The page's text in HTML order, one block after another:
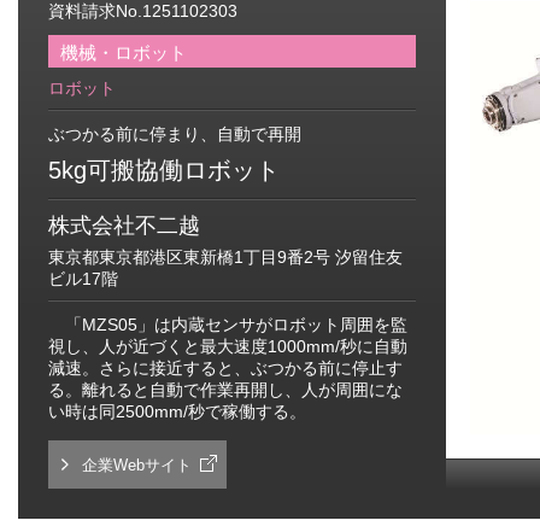
資料請求No.1251102303
機械・ロボット
ロボット
ぶつかる前に停まり、自動で再開
5kg可搬協働ロボット
株式会社不二越
東京都東京都港区東新橋1丁目9番2号 汐留住友
ビル17階
「MZS05」は内蔵センサがロボット周囲を監
視し、人が近づくと最大速度1000mm/秒に自動
減速。さらに接近すると、ぶつかる前に停止す
る。離れると自動で作業再開し、人が周囲にな
い時は同2500mm/秒で稼働する。
企業Webサイト